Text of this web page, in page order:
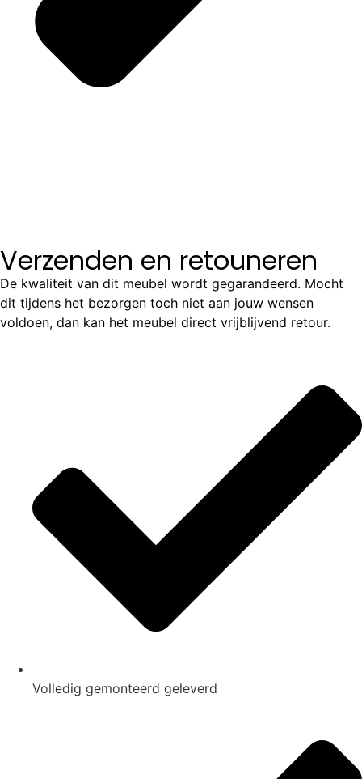
Verzenden en retouneren
De kwaliteit van dit meubel wordt gegarandeerd. Mocht
dit tijdens het bezorgen toch niet aan jouw wensen
voldoen, dan kan het meubel direct vrijblijvend retour.
Volledig gemonteerd geleverd